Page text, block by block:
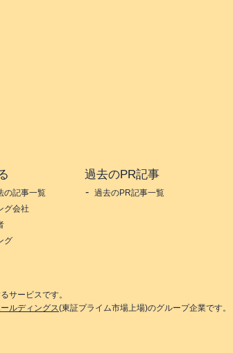
の記事一覧
グ会社
グ
過去のPR記事
過去のPR記事一覧
サービスです。
ルディングス(東証プライム市場上場)のグループ企業です。